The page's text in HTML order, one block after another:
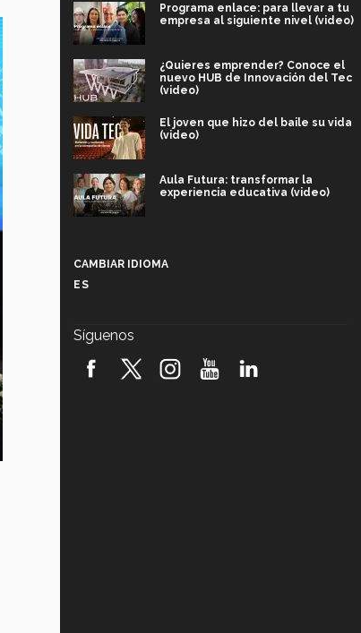
Programa enlace: para llevar a tu
empresa al siguiente nivel (video)
¿Quieres emprender? Conoce el
nuevo HUB de Innovación del Tec
(video)
El joven que hizo del baile su vida
(video)
Aula Futura: transformar la
experiencia educativa (video)
robótica FIRST 2026! (video)
CAMBIAR IDIOMA
ES
Síguenos